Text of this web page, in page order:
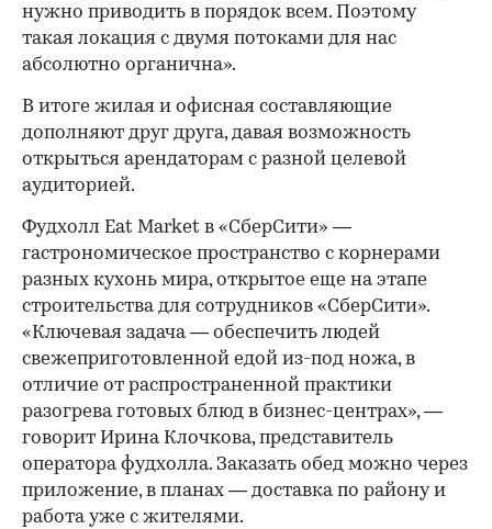
нужно приводить в порядок всем. Поэтому
такая локация с двумя потоками для нас
абсолютно органична».
В итоге жилая и офисная составляющие
дополняют друг друга, давая возможность
открыться арендаторам с разной целевой
аудиторией.
Фудхолл Eat Market в «СберСити» —
гастрономическое пространство с корнерами
разных кухонь мира, открытое еще на этапе
строительства для сотрудников «СберСити».
«Ключевая задача — обеспечить людей
свежеприготовленной едой из-под ножа, в
отличие от распространенной практики
разогрева готовых блюд в бизнес-центрах», —
говорит Ирина Клочкова, представитель
оператора фудхолла. Заказать обед можно через
приложение, в планах — доставка по району и
работа уже с жителями.